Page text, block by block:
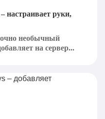
настраивает руки,
необычный
на сервер...